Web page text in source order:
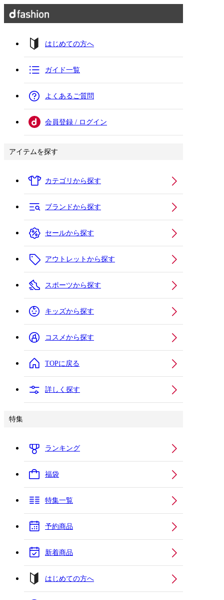
はじめての方へ
ガイド一覧
よくあるご質問
会員登録 / ログイン
アイテムを探す
カテゴリから探す
ブランドから探す
セールから探す
アウトレットから探す
スポーツから探す
キッズから探す
コスメから探す
TOPに戻る
詳しく探す
特集
ランキング
福袋
特集一覧
予約商品
新着商品
はじめての方へ